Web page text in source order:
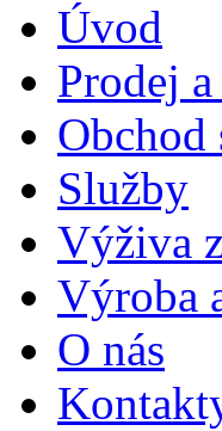
Úvod
Prodej
Obchod
Služby
Výživa
Výroba
O nás